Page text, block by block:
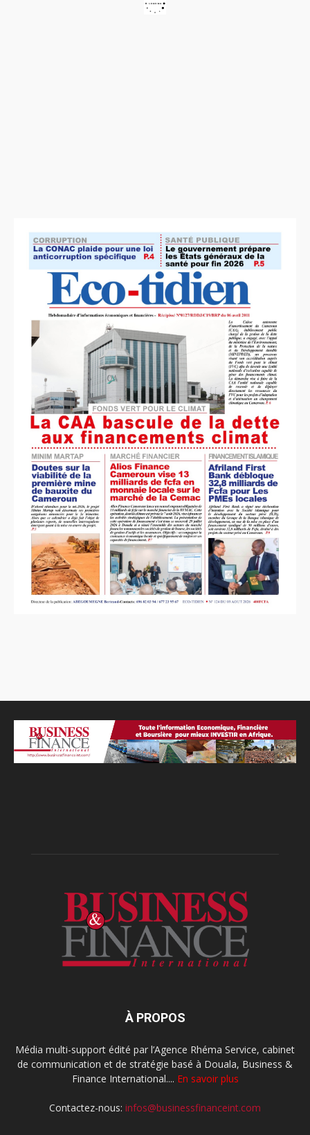
À PROPOS
Média multi-support édité par l’Agence Rhéma Service, cabinet
de communication et de stratégie basé à Douala, Business &
Finance International.... En savoir plus
Contactez-nous: infos@businessfinanceint.com